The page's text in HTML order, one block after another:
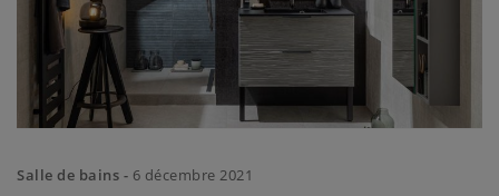
Salle de bains - 6 décembre 2021